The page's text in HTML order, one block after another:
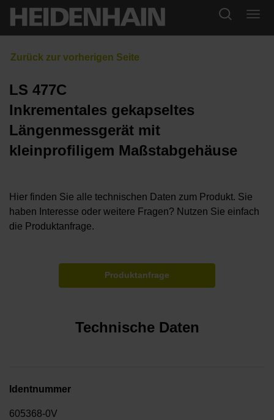
LS 477C
Inkrementales gekapseltes
Längenmessgerät mit
kleinprofiligem Maßstabgehäuse
Hier finden Sie alle technischen Daten zum Produkt. Sie
haben Interesse oder weitere Fragen? Nutzen Sie einfach
die Produktanfrage.
Produktanfrage
Technische Daten
Identnummer
605368-0V